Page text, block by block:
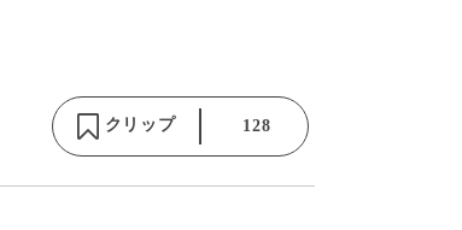
クリップ 128